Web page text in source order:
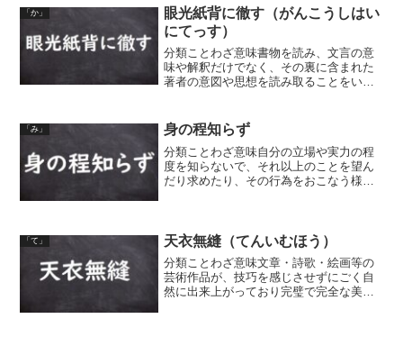
ば善にも強い 悪に強きは善の種
「か」
眼光紙背に徹す（がんこうしはい
にてっす）
分類ことわざ意味書物を読み、文言の意
味や解釈だけでなく、その裏に含まれた
著者の意図や思想を読み取ることをい
をいう。同類語・同義語 眼光紙背に徹る
（がんこうしはいにとおる...
「み」 身の程知らず
分類ことわざ意味自分の立場や実力の程
度を知らないで、それ以上のことを望ん
だり求めたり、その行為をおこなう様
「て」 天衣無縫（てんいむほう）
分類ことわざ意味文章・詩歌・絵画等の
芸術作品が、技巧を感じさせずにごく自
然に出来上がっており完璧で完全な美し